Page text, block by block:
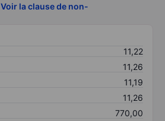
Voir la clause de non-
11,22
11,26
11,19
11,26
770,00